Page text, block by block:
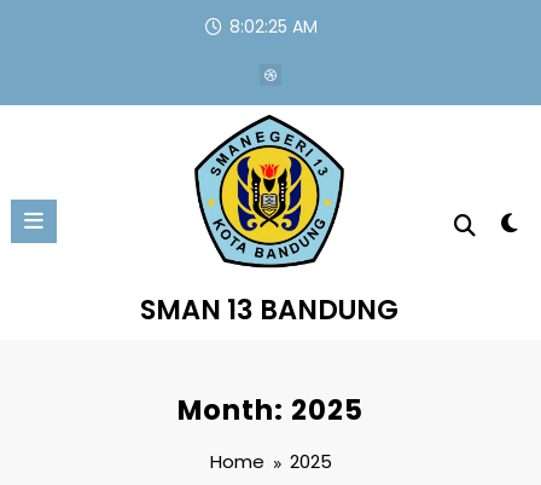
8:02:25 AM
SMAN 13 BANDUNG
Month: 2025
Home 2025